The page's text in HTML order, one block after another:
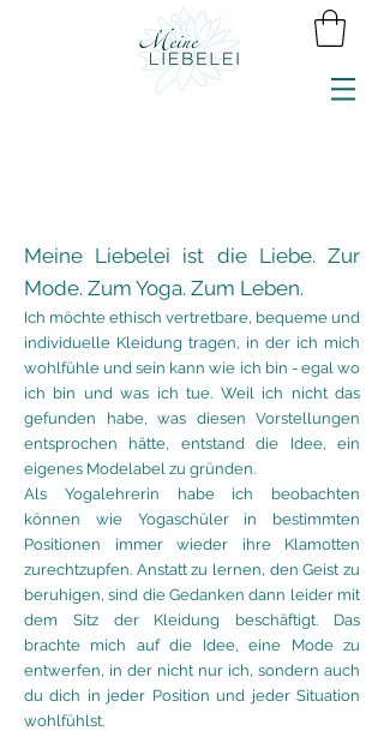
Meine Liebelei ist die Liebe. Zur
Mode. Zum Yoga. Zum Leben.
Ich möchte ethisch vertretbare, bequeme und
individuelle Kleidung tragen, in der ich mich
wohlfühle und sein kann wie ich bin - egal wo
ich bin und was ich tue. Weil ich nicht das
gefunden habe, was diesen Vorstellungen
entsprochen hätte, entstand die Idee, ein
eigenes Modelabel zu gründen.
Als Yogalehrerin habe ich beobachten
können wie Yogaschüler in bestimmten
Positionen immer wieder ihre Klamotten
zurechtzupfen. Anstatt zu lernen, den Geist zu
beruhigen, sind die Gedanken dann leider mit
dem Sitz der Kleidung beschäftigt. Das
brachte mich auf die Idee, eine Mode zu
entwerfen, in der nicht nur ich, sondern auch
du dich in jeder Position und jeder Situation
wohlfühlst.